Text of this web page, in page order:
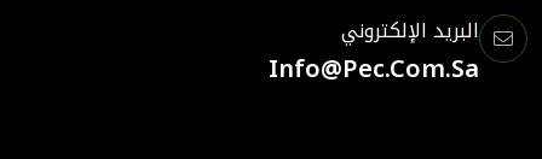
البريد الإلكتروني
Info@pec.com.sa